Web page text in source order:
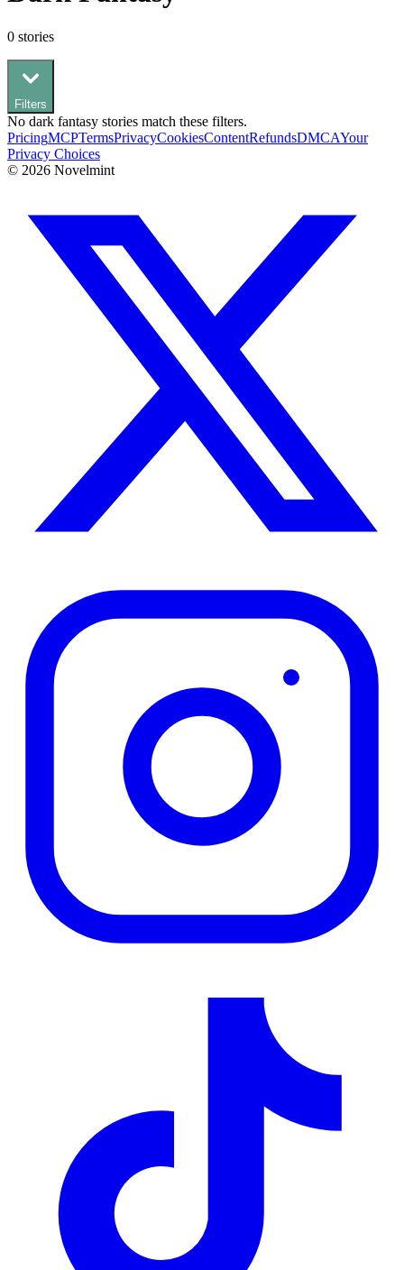
0 stories
Filters
No dark fantasy stories match these filters.
PricingMCPTermsPrivacyCookiesContentRefundsDMCAYour
Privacy Choices
© 2026 Novelmint